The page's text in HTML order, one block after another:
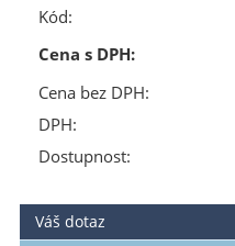
Kód:
Cena s DPH:
Cena bez DPH:
DPH:
Dostupnost:
Váš dotaz